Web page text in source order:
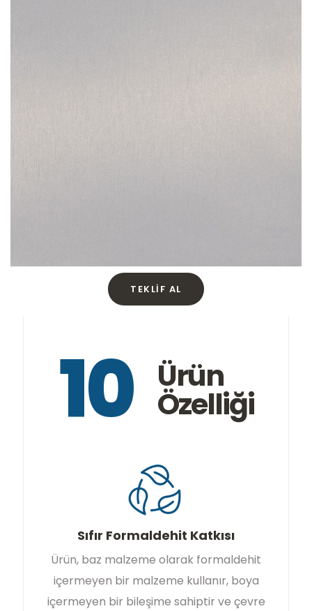
TEKLIF AL
10 Ürün
Özelliği
Sıfır Formaldehit Katkısı
Ürün, baz malzeme olarak formaldehit
içermeyen bir malzeme kullanır, boya
içermeyen bir bileşime sahiptir ve çevre